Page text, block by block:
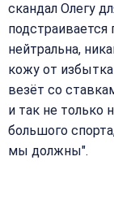
скандал Олегу
подстраивается
нейтральна,
кожу от
везёт со
и так не только
большого
мы должны″.